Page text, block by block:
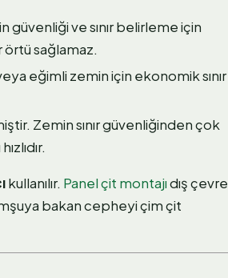
ve sınır belirleme için
örtü sağlamaz.
eğimli zemin için ekonomik sınır
Zemin sınır güvenliğinden çok
kullanılır. Panel çit montajıdış çevre
bakan cepheyi çim çit